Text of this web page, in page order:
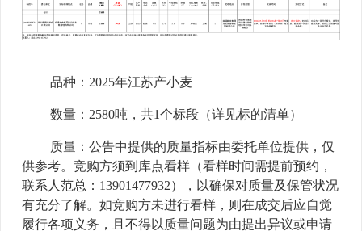
品种： 2025年江苏产小麦
数量： 2580吨，共1个标段（详见标的清单）
质量：公告中提供的质量指标由委托单位提供，仅
供参考。竞购方须到库点看样（看样时间需提前预约，
联系人范总 ： 13901477932），以确保对质量及保管状况
有充分了解。如竞购方未进行看样，则在成交后应自觉
履行各项义务，且不得以质量问题为由提出异议或申请